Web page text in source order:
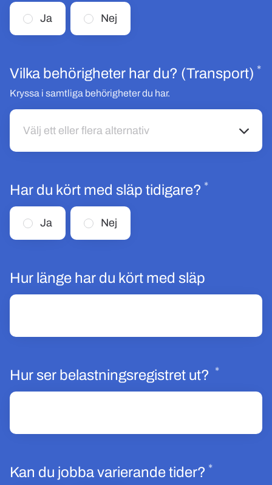
Ja Nej
Vilka behörigheter har du? (Transport) *
Kryssa i samtliga behörigheter du har.
Välj ett eller flera alternativ
Välj ett eller flera alternativ
Har du kört med släp tidigare? *
Ja Nej
Hur länge har du kört med släp
Hur ser belastningsregistret ut? *
Kan du jobba varierande tider? *